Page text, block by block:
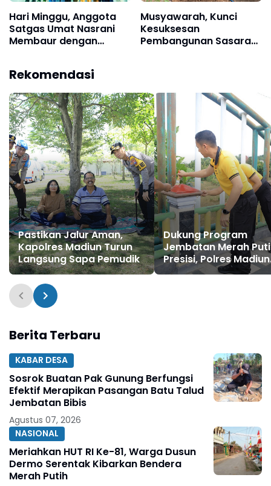
Hari Minggu, Anggota
Satgas Umat Nasrani
Membaur dengan
Musyawarah, Kunci
Kesuksesan
Pembangunan Sasaran
Rekomendasi
Pastikan Jalur Aman,
Kapolres Madiun Turun
Langsung Sapa Pemudik
Dukung Program
Jembatan Merah
Presisi, Polres Madiun
Lakukan Kerja Bakti
Berita Terbaru
KABAR DESA
Sosrok Buatan Pak Gunung Berfungsi
Efektif Merapikan Pasangan Batu Talud
Jembatan Bibis
Agustus 07, 2026
NASIONAL
Meriahkan HUT RI Ke-81, Warga Dusun
Dermo Serentak Kibarkan Bendera
Merah Putih